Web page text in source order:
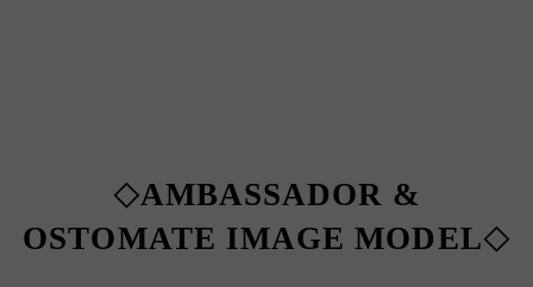
◇AMBASSADOR &
OSTOMATE IMAGE MODEL◇